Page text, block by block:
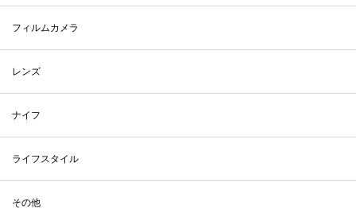
フィルムカメラ
レンズ
ナイフ
ライフスタイル
その他